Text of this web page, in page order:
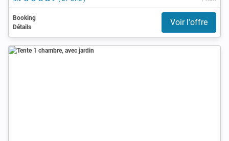
Booking
Détails
Voir l'offre